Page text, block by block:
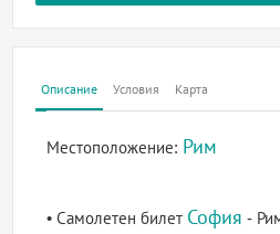
Описание Условия Карта
Местоположение: Рим
• Самолетен билет София -